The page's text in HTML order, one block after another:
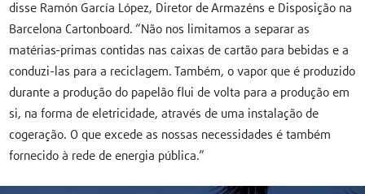
disse Ramón García López, Diretor de Armazéns e Disposição na
Barcelona Cartonboard. “Não nos limitamos a separar as
matérias-primas contidas nas caixas de cartão para bebidas e a
conduzi-las para a reciclagem. Também, o vapor que é produzido
durante a produção do papelão flui de volta para a produção em
si, na forma de eletricidade, através de uma instalação de
cogeração. O que excede as nossas necessidades é também
fornecido à rede de energia pública.”